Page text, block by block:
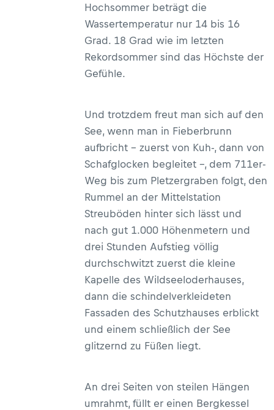
Hochsommer beträgt die
Wassertemperatur nur 14 bis 16
Grad. 18 Grad wie im letzten
Rekordsommer sind das Höchste der
Gefühle.
Und trotzdem freut man sich auf den
See, wenn man in Fieberbrunn
aufbricht – zuerst von Kuh-, dann von
Schafglocken begleitet –, dem 711er-
Weg bis zum Pletzergraben folgt, den
Rummel an der Mittelstation
Streuböden hinter sich lässt und
nach gut 1.000 Höhenmetern und
drei Stunden Aufstieg völlig
durchschwitzt zuerst die kleine
Kapelle des Wildseeloderhauses,
dann die schindelverkleideten
Fassaden des Schutzhauses erblickt
und einem schließlich der See
glitzernd zu Füßen liegt.
An drei Seiten von steilen Hängen
umrahmt, füllt er einen Bergkessel